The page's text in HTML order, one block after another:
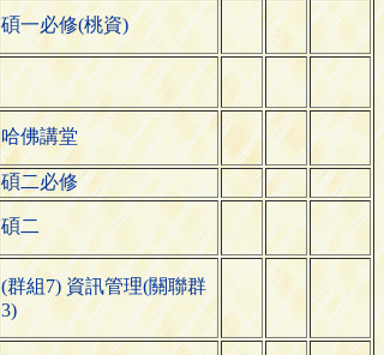
碩一必修(桃資)
哈佛講堂
碩二必修
碩二
(群組7) 資訊管理(關聯群
3)